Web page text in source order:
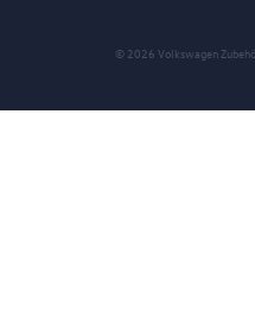
© 2026 Volkswagen